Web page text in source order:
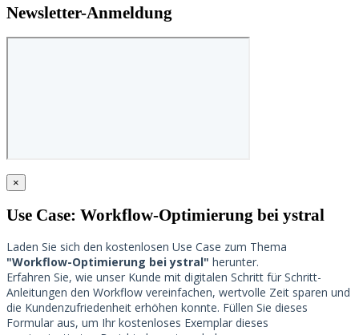
Newsletter-Anmeldung
×
Use Case: Workflow-Optimierung bei ystral